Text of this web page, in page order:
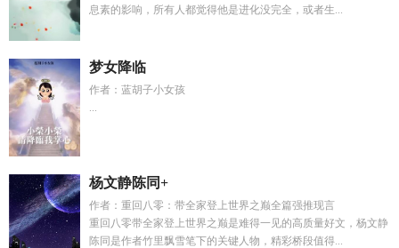
息素的影响，所有人都觉得他是进化没完全，或者生...
梦女降临
作者：蓝胡子小女孩
...
杨文静陈同+
作者：重回八零：带全家登上世界之巅全篇强推现言
重回八零带全家登上世界之巅是难得一见的高质量好文，杨文静
陈同是作者竹里飘雪笔下的关键人物，精彩桥段值得...